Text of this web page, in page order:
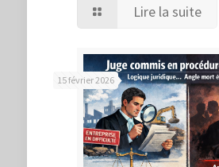
Lire la suite
15 février 2026